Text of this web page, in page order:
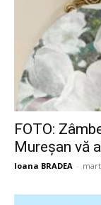
FOTO:
Mureșan vă
Ioana BRADEA -